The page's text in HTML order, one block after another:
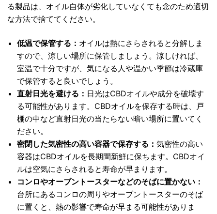
る製品は、オイル自体が劣化していなくても念のため適切
な方法で捨ててください。
低温で保管する： オイルは熱にさらされると分解しま
すので、涼しい場所に保管しましょう。涼しければ、
室温で十分ですが、気になる人や温かい季節は冷蔵庫
で保管すると良いでしょう。
直射日光を避ける： 日光はCBDオイルや成分を破壊す
る可能性があります。CBDオイルを保存する時は、戸
棚の中など直射日光の当たらない暗い場所に置いてく
ださい。
密閉した気密性の高い容器で保存する： 気密性の高い
容器はCBDオイルを長期間新鮮に保ちます。CBDオイ
ルは空気にさらされると寿命が早まります。
コンロやオーブントースターなどのそばに置かない：
台所にあるコンロの周りやオーブントースターのそば
に置くと、熱の影響で寿命が早まる可能性がありま